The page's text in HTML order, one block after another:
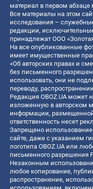
материал в первом абзаце
Все материалы на этом
исследования –
редакции,
принадлежат ООО
На все опубликованные
имеет имущественные
«Об авторских правах и
без письменного
использовать, они не
переводу,
Редакция OBOZ.UA может
изложенную в авторском
информации,
ответственность несет
Запрещено
сайте, даже с указанием
логотипа OBOZ.UA или
письменного разрешения
Незаконным
любое копирование,
распространение,